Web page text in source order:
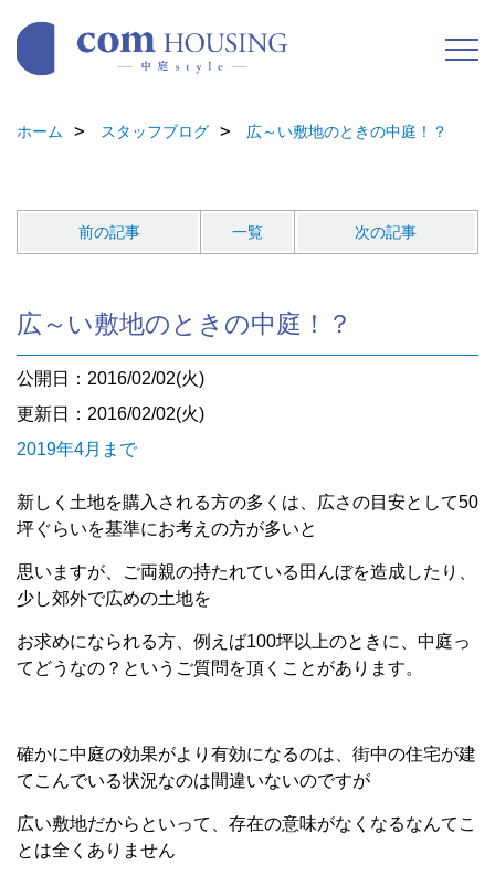
ホーム スタッフブログ 広～い敷地のときの中庭！？
前の記事 一覧 次の記事
広～い敷地のときの中庭！？
公開日：2016/02/02(火)
更新日：2016/02/02(火)
2019年4月まで
新しく土地を購入される方の多くは、広さの目安として50
坪ぐらいを基準にお考えの方が多いと
思いますが、ご両親の持たれている田んぼを造成したり、
少し郊外で広めの土地を
お求めになられる方、例えば100坪以上のときに、中庭っ
てどうなの？というご質問を頂くことがあります。
確かに中庭の効果がより有効になるのは、街中の住宅が建
てこんでいる状況なのは間違いないのですが
広い敷地だからといって、存在の意味がなくなるなんてこ
とは全くありません